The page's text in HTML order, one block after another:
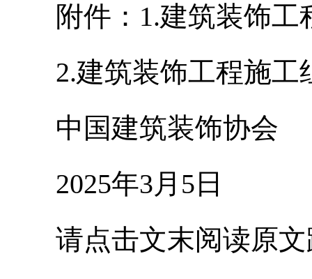
附件：1.建筑装饰工
2.建筑装饰工程施工
中国建筑装饰协会
2025年3月5日
请点击文末阅读原文